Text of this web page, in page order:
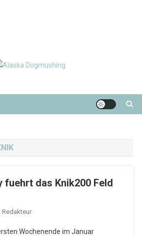
fuehrt das Knik200 Feld
Redakteur
Wochenende im Januar